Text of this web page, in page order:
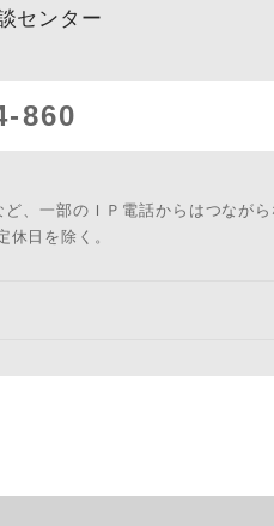
センター
860
、一部のＩＰ電話からはつながら
休日を除く。